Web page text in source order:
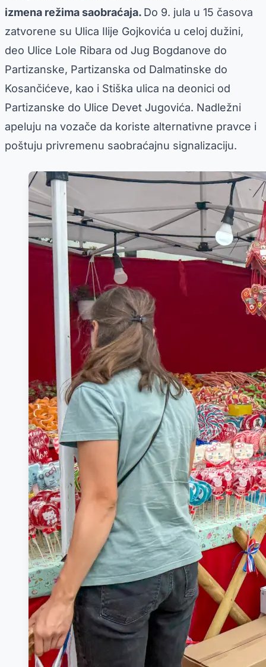
izmena režima saobraćaja. Do 9. jula u 15 časova
zatvorene su Ulica Ilije Gojkovića u celoj dužini,
deo Ulice Lole Ribara od Jug Bogdanove do
Partizanske, Partizanska od Dalmatinske do
Kosančićeve, kao i Stiška ulica na deonici od
Partizanske do Ulice Devet Jugovića. Nadležni
apeluju na vozače da koriste alternativne pravce i
poštuju privremenu saobraćajnu signalizaciju.